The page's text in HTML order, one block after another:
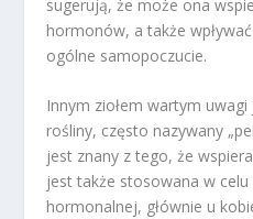
sugerują, że może ona
hormonów, a także
ogólne samopoczucie.
Innym ziołem wartym uwagi
rośliny, często nazywany
jest znany z tego, że
jest także stosowana w
hormonalnej, głównie u